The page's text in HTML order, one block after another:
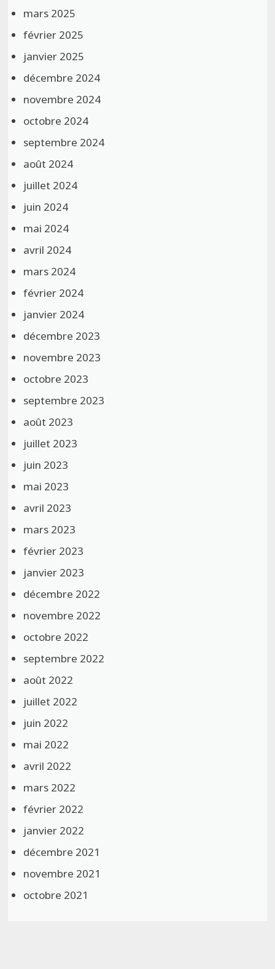
mars 2025
février 2025
janvier 2025
décembre 2024
novembre 2024
octobre 2024
septembre 2024
août 2024
juillet 2024
juin 2024
mai 2024
avril 2024
mars 2024
février 2024
janvier 2024
décembre 2023
novembre 2023
octobre 2023
septembre 2023
août 2023
juillet 2023
juin 2023
mai 2023
avril 2023
mars 2023
février 2023
janvier 2023
décembre 2022
novembre 2022
octobre 2022
septembre 2022
août 2022
juillet 2022
juin 2022
mai 2022
avril 2022
mars 2022
février 2022
janvier 2022
décembre 2021
novembre 2021
octobre 2021